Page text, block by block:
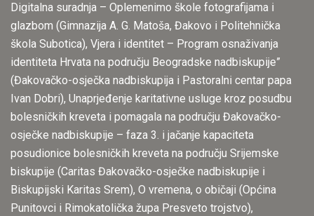
Digitalna suradnja – Oplemenimo škole fotografijama i
glazbom (Gimnazija A. G. Matoša, Đakovo i Politehnička
škola Subotica), Vjera i identitet – Program osnaživanja
identiteta Hrvata na području Beogradske nadbiskupije”
(Đakovačko-osječka nadbiskupija i Pastoralni centar papa
Ivan Dobri), Unaprjeđenje karitativne usluge kroz posudbu
bolesničkih kreveta i pomagala na području Đakovačko-
osječke nadbiskupije – faza 3. i jačanje kapaciteta
posudionice bolesničkih kreveta na području Srijemske
biskupije (Caritas Đakovačko-osječke nadbiskupije i
Biskupijski Karitas Srem), O vremena, o običaji (Općina
Punitovci i Rimokatolička župa Presveto trojstvo),